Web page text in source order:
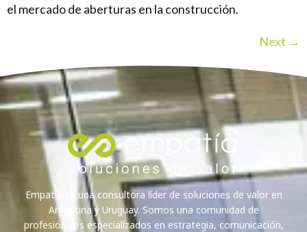
el mercado de aberturas en la construcción.
Next →
Empatía es una consultora líder de soluciones de valor en
Argentina y Uruguay. Somos una comunidad de
profesionales especializados en estrategia, comunicación,